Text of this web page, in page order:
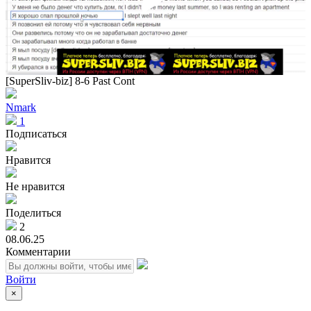
Play
[SuperSliv-biz] 8-6 Past Cont
Nmark
1
Подписаться
Нравится
Не нравится
Поделиться
2
08.06.25
Комментарии
Войти
×